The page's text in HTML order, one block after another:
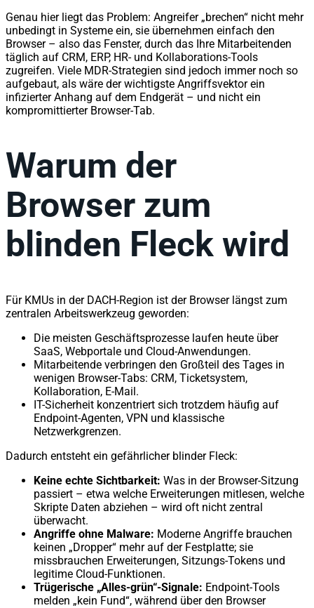
Genau hier liegt das Problem: Angreifer „brechen“ nicht mehr
unbedingt in Systeme ein, sie übernehmen einfach den
Browser – also das Fenster, durch das Ihre Mitarbeitenden
täglich auf CRM, ERP, HR- und Kollaborations-Tools
zugreifen. Viele MDR-Strategien sind jedoch immer noch so
aufgebaut, als wäre der wichtigste Angriffsvektor ein
infizierter Anhang auf dem Endgerät – und nicht ein
kompromittierter Browser-Tab.
Warum der
Browser zum
blinden Fleck wird
Für KMUs in der DACH-Region ist der Browser längst zum
zentralen Arbeitswerkzeug geworden:
Die meisten Geschäftsprozesse laufen heute über
SaaS, Webportale und Cloud-Anwendungen.
Mitarbeitende verbringen den Großteil des Tages in
wenigen Browser-Tabs: CRM, Ticketsystem,
Kollaboration, E-Mail.
IT-Sicherheit konzentriert sich trotzdem häufig auf
Endpoint-Agenten, VPN und klassische
Netzwerkgrenzen.
Dadurch entsteht ein gefährlicher blinder Fleck:
Keine echte Sichtbarkeit: Was in der Browser-Sitzung
passiert – etwa welche Erweiterungen mitlesen, welche
Skripte Daten abziehen – wird oft nicht zentral
überwacht.
Angriffe ohne Malware: Moderne Angriffe brauchen
keinen „Dropper“ mehr auf der Festplatte; sie
missbrauchen Erweiterungen, Sitzungs-Tokens und
legitime Cloud-Funktionen.
Trügerische „Alles-grün“-Signale: Endpoint-Tools
melden „kein Fund“, während über den Browser